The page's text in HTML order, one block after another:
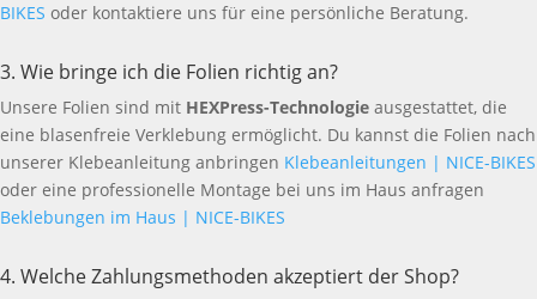
BIKES oder kontaktiere uns für eine persönliche Beratung.
3. Wie bringe ich die Folien richtig an?
Unsere Folien sind mit HEXPress-Technologie ausgestattet, die
eine blasenfreie Verklebung ermöglicht. Du kannst die Folien nach
unserer Klebeanleitung anbringen Klebeanleitungen | NICE-BIKES
oder eine professionelle Montage bei uns im Haus anfragen
Beklebungen im Haus | NICE-BIKES
4. Welche Zahlungsmethoden akzeptiert der Shop?